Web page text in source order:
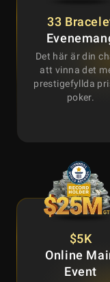
33
Det här är din
att vinna det
prestigefyllda
poker.
$5K
Online
Event